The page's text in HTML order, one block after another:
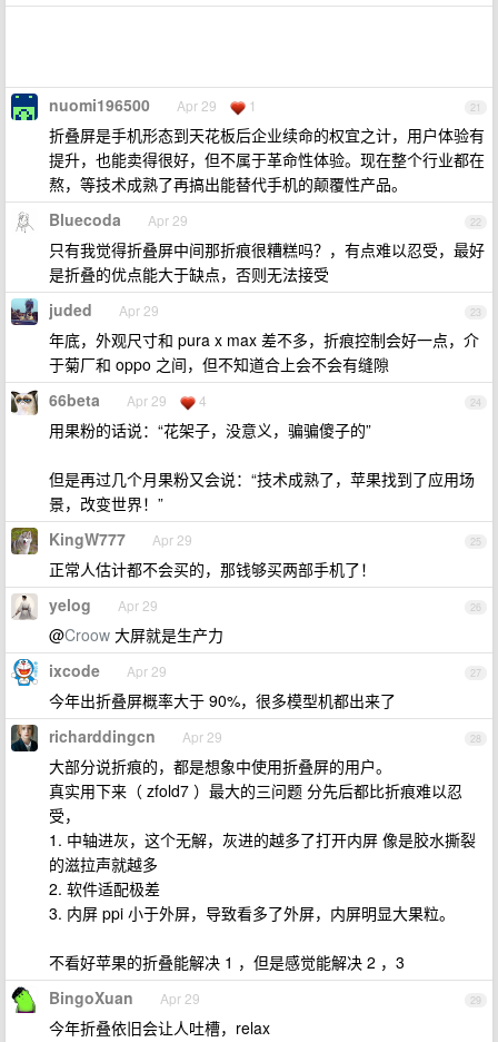
21
nuomi196500 Apr 29 1
折叠屏是手机形态到天花板后企业续命的权宜之计，用户体验有
提升，也能卖得很好，但不属于革命性体验。现在整个行业都在
熬，等技术成熟了再搞出能替代手机的颠覆性产品。
22
Bluecoda Apr 29
只有我觉得折叠屏中间那折痕很糟糕吗？，有点难以忍受，最好
是折叠的优点能大于缺点，否则无法接受
23
juded Apr 29
年底，外观尺寸和 pura x max 差不多，折痕控制会好一点，介
于菊厂和 oppo 之间，但不知道合上会不会有缝隙
24
66beta Apr 29 4
用果粉的话说：“花架子，没意义，骗骗傻子的”
但是再过几个月果粉又会说：“技术成熟了，苹果找到了应用场
景，改变世界！”
25
KingW777 Apr 29
正常人估计都不会买的，那钱够买两部手机了！
26
yelog Apr 29
@Croow 大屏就是生产力
27
ixcode Apr 29
今年出折叠屏概率大于 90%，很多模型机都出来了
28
richarddingcn Apr 29
大部分说折痕的，都是想象中使用折叠屏的用户。
真实用下来（ zfold7 ）最大的三问题 分先后都比折痕难以忍
受，
1. 中轴进灰，这个无解，灰进的越多了打开内屏 像是胶水撕裂
的滋拉声就越多
2. 软件适配极差
3. 内屏 ppi 小于外屏，导致看多了外屏，内屏明显大果粒。
不看好苹果的折叠能解决 1 ，但是感觉能解决 2 ，3
29
BingoXuan Apr 29
今年折叠依旧会让人吐槽，relax